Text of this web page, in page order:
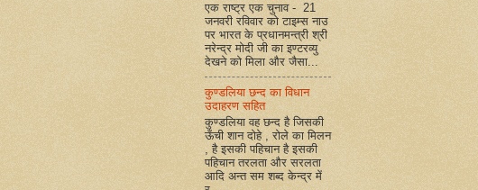
एक राष्ट्र एक चुनाव - 21
जनवरी रविवार को टाइम्स नाउ
पर भारत के प्रधानमन्त्री श्री
नरेन्द्र मोदी जी का इण्टरव्यु
देखने को मिला और जैसा...
कुण्डलिया छन्द का विधान
उदाहरण सहित
कुण्डलिया वह छन्द है जिसकी
ऊँची शान दोहे , रोले का मिलन
, है इसकी पहिचान है इसकी
पहिचान तरलता और सरलता
आदि अन्त सम शब्द केन्द्र में